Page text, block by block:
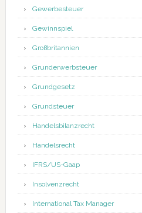
Gewerbesteuer
Gewinnspiel
Großbritannien
Grunderwerbsteuer
Grundgesetz
Grundsteuer
Handelsbilanzrecht
Handelsrecht
IFRS/US-Gaap
Insolvenzrecht
International Tax Manager